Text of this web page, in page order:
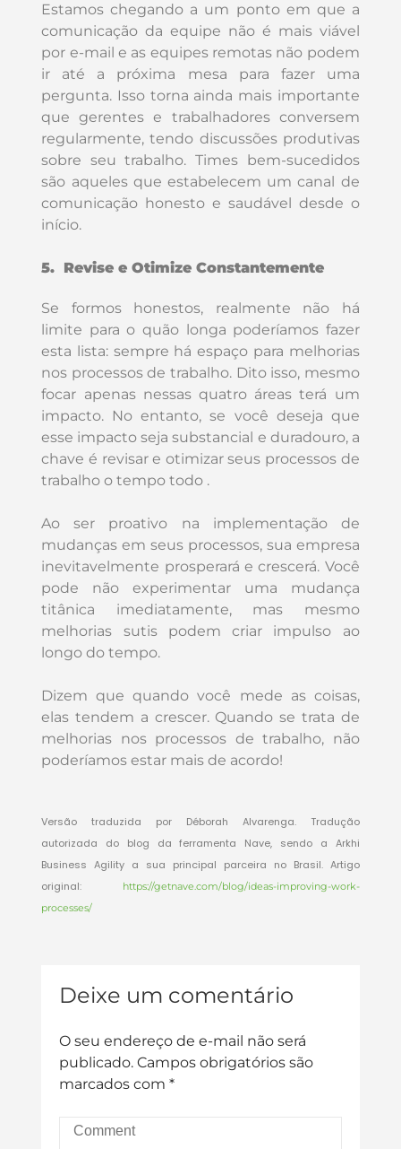
Estamos chegando a um ponto em que a
comunicação da equipe não é mais viável
por e-mail e as equipes remotas não podem
ir até a próxima mesa para fazer uma
pergunta. Isso torna ainda mais importante
que gerentes e trabalhadores conversem
regularmente, tendo discussões produtivas
sobre seu trabalho. Times bem-sucedidos
são aqueles que estabelecem um canal de
comunicação honesto e saudável desde o
início.
5. Revise e Otimize Constantemente
Se formos honestos, realmente não há
limite para o quão longa poderíamos fazer
esta lista: sempre há espaço para melhorias
nos processos de trabalho. Dito isso, mesmo
focar apenas nessas quatro áreas terá um
impacto. No entanto, se você deseja que
esse impacto seja substancial e duradouro, a
chave é revisar e otimizar seus processos de
trabalho o tempo todo .
Ao ser proativo na implementação de
mudanças em seus processos, sua empresa
inevitavelmente prosperará e crescerá. Você
pode não experimentar uma mudança
titânica imediatamente, mas mesmo
melhorias sutis podem criar impulso ao
longo do tempo.
Dizem que quando você mede as coisas,
elas tendem a crescer. Quando se trata de
melhorias nos processos de trabalho, não
poderíamos estar mais de acordo!
Versão traduzida por Déborah Alvarenga. Tradução
autorizada do blog da ferramenta Nave, sendo a Arkhi
Business Agility a sua principal parceira no Brasil. Artigo
original:
https://getnave.com/blog/ideas-improving-work-
processes/
Deixe um comentário
O seu endereço de e-mail não será
publicado. Campos obrigatórios são
marcados com*